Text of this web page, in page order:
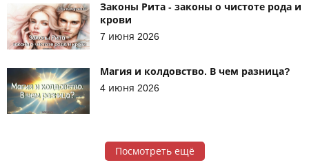
Законы Рита - законы о чистоте рода и
крови
7 июня 2026
Магия и колдовство. В чем разница?
4 июня 2026
Посмотреть ещё